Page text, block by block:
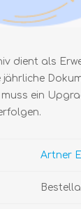
dient als
jährliche
ein
Artner